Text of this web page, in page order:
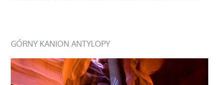
GÓRNY KANION ANTYLOPY